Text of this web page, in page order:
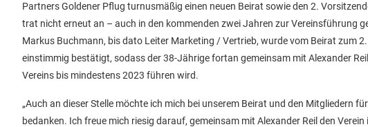
Partners Goldener Pflug turnusmäßig einen neuen Beirat sowie den 2.
trat nicht erneut an – auch in den kommenden zwei Jahren zur Vereinsführung
Markus Buchmann, bis dato Leiter Marketing / Vertrieb, wurde vom Beirat zum
einstimmig bestätigt, sodass der 38-Jährige fortan gemeinsam mit Alexander
Vereins bis mindestens 2023 führen wird.
„Auch an dieser Stelle möchte ich mich bei unserem Beirat und den Mitgliedern
bedanken. Ich freue mich riesig darauf, gemeinsam mit Alexander Reil den